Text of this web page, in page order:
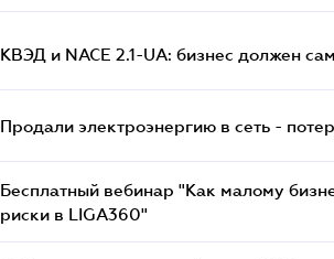
КВЭД и NACE 2.1-UA: бизнес должен
Продали электроэнергию в сеть -
Бесплатный вебинар "Как малому
риски в LIGA360"